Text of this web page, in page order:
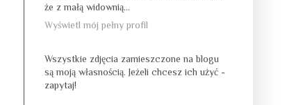
że z małą widownią...
Wyświetl mój pełny profil
Wszystkie zdjęcia zamieszczone na blogu
są moją własnością. Jeżeli chcesz ich użyć -
zapytaj!